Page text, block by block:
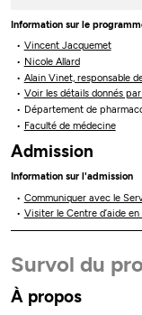
Information sur le
Vincent Jacquemet
Nicole Allard
Alain Vinet, responsable
Voir les détails donnés
Département de
Faculté de médecine
Admission
Information sur l'admission
Communiquer avec le
Visiter le Centre d’aide en
Survol du
À propos